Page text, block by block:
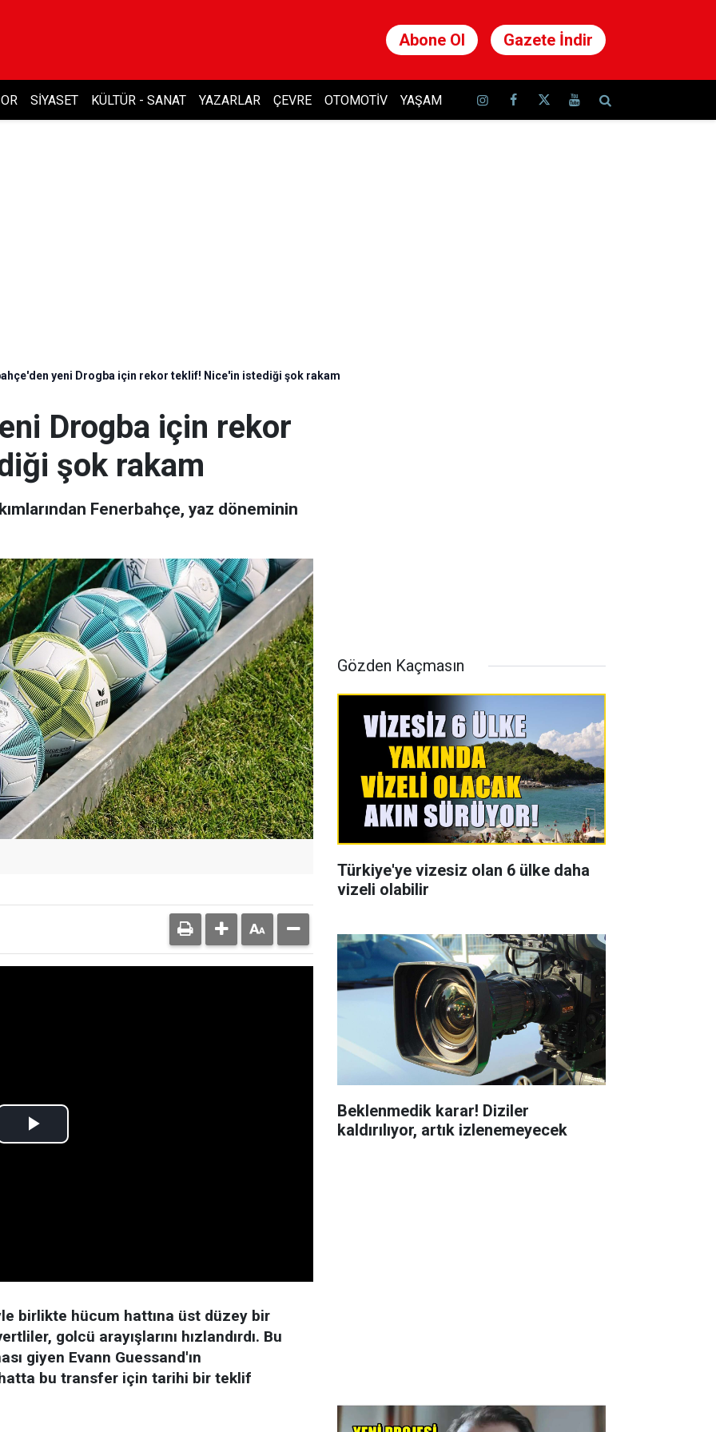
Abone Ol Gazete İndir
SIYASET KÜLTÜR - SANAT YAZARLAR ÇEVRE OTOMOTIV YAŞAM
yeni Drogba için rekor teklif! Nice'in istediği şok rakam
Drogba için rekor
şok rakam
Fenerbahçe, yaz döneminin
birlikte hücum hattına üst düzey bir
golcü arayışlarını hızlandırdı. Bu
giyen Evann Guessand'ın
bu transfer için tarihi bir teklif
Gözden Kaçmasın
Türkiye'ye vizesiz olan 6 ülke daha
vizeli olabilir
Beklenmedik karar! Diziler
kaldırılıyor, artık izlenemeyecek